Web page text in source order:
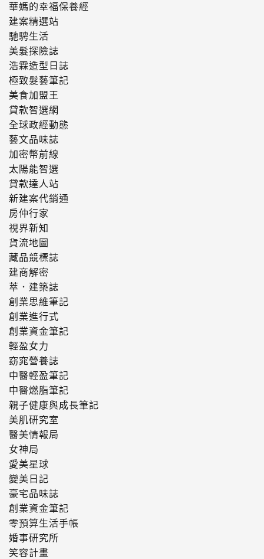
華媽的幸福保養經
建案精選站
馳騁生活
美髮探險誌
浩霖造型日誌
極致髮藝筆記
美食加盟王
貸款智選網
全球政經動態
藝文品味誌
加密幣前線
太陽能智選
貸款達人站
新建案代銷通
房仲行家
視界新知
貨流地圖
藏品競標誌
建商解密
萃．建築誌
創業思維筆記
創業進行式
創業資金筆記
輕盈女力
窈窕營養誌
中醫輕盈筆記
中醫燃脂筆記
親子健康與成長筆記
美肌研究室
醫美情報局
女神局
愛美星球
變美日記
豪宅品味誌
創業資金筆記
零預算生活手帳
婚事研究所
笑容計畫